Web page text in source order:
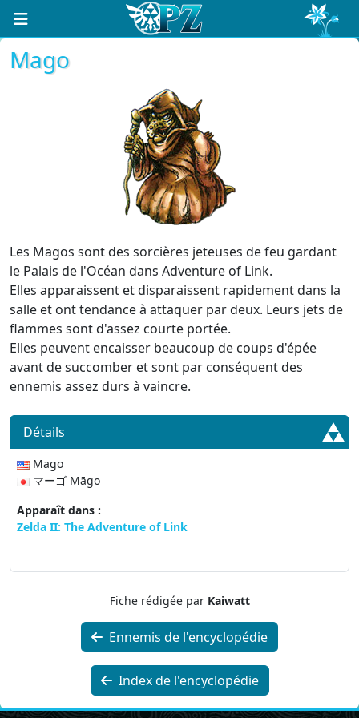
Mago
Les Magos sont des sorcières jeteuses de feu gardant
le Palais de l'Océan dans Adventure of Link.
Elles apparaissent et disparaissent rapidement dans la
salle et ont tendance à attaquer par deux. Leurs jets de
flammes sont d'assez courte portée.
Elles peuvent encaisser beaucoup de coups d'épée
avant de succomber et sont par conséquent des
ennemis assez durs à vaincre.
Détails
Mago
マーゴ Māgo
Apparaît dans :
Zelda II: The Adventure of Link
Fiche rédigée par Kaiwatt
Ennemis de l'encyclopédie
Index de l'encyclopédie